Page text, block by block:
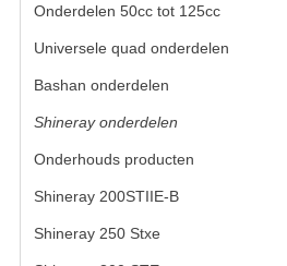
KAPPEN EN FRAME
Onderdelen 50cc tot 125cc(49)
Universele quad onderdelen
Bashan onderdelen
Shineray onderdelen
Onderhouds producten
Shineray 200STIIE-B(32)
Shineray 250 Stxe